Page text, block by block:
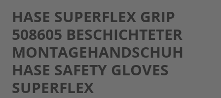
HASE SUPERFLEX GRIP
508605 BESCHICHTETER
MONTAGEHANDSCHUH
HASE SAFETY GLOVES
SUPERFLEX